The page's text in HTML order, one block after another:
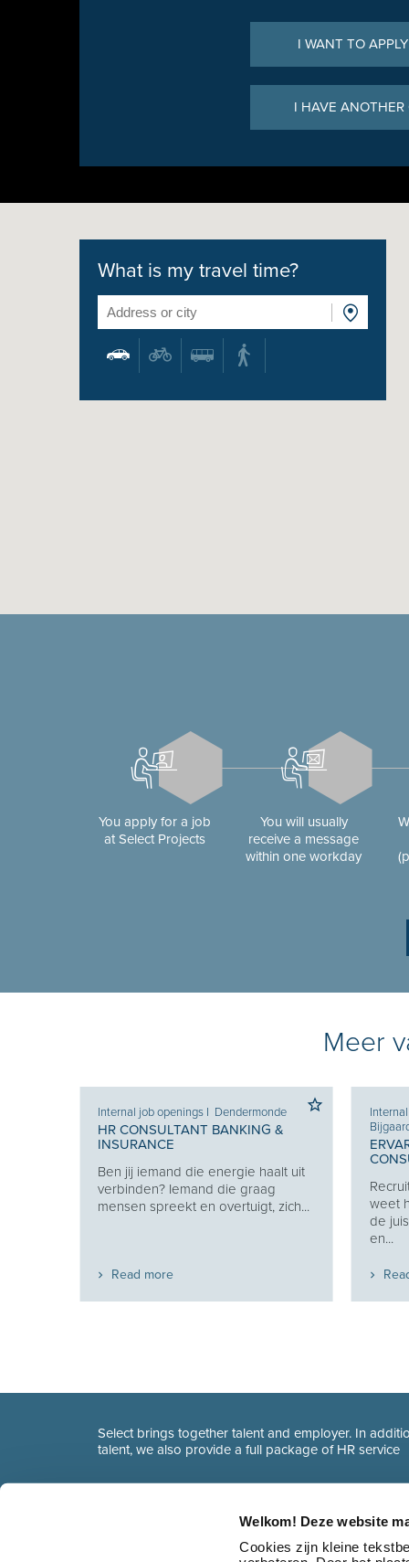
Welkom! Deze website
Cookies zijn kleine
I WANT TO
I HAVE ANOTHER
What is my travel time?
You apply for a job
at Select Projects
You will usually
receive a message
within one workday
Meer
Internal job openings I Dendermonde
HR CONSULTANT BANKING &
INSURANCE
Ben jij iemand die energie haalt uit
verbinden? Iemand die graag
mensen spreekt en overtuigt, zich...
Read more
weet
de
en...
Select brings together talent and employer. In
talent, we also provide a full package of HR service